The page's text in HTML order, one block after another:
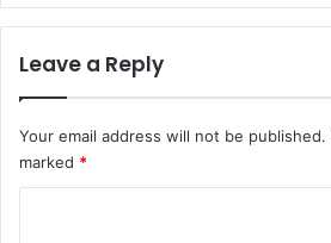
Leave a Reply
Your email address will not be published.
marked *